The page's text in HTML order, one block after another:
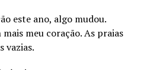
este ano, algo mudou.
meu coração. As praias
vazias.